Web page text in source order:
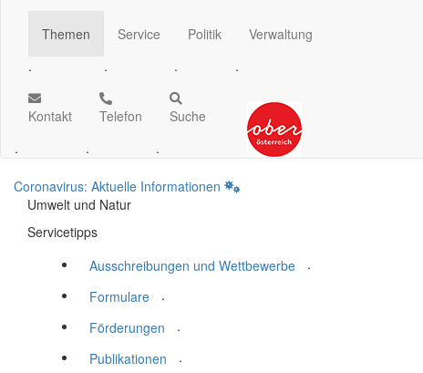
Themen
.
Service
.
Politik
.
Verwaltung
.
Kontakt
.
Telefon
.
Suche
.
Coronavirus: Aktuelle Informationen
Umwelt und Natur
Servicetipps
Ausschreibungen und Wettbewerbe
.
Formulare
.
Förderungen
.
Publikationen
.